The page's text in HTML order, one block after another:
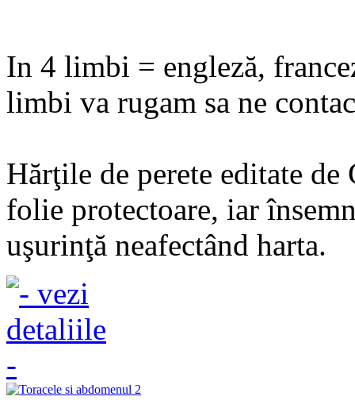
In 4 limbi = engleză,
limbi va rugam sa ne
Hărţile de perete editate
folie protectoare, iar
uşurinţă neafectând harta.